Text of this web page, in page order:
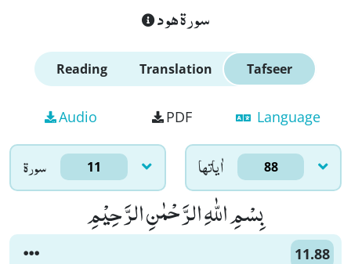
سورة هود
Reading Translation Tafseer
Audio PDF Language
سورۃ 11 اٰياتها 88
بِسْمِ اللّٰهِ الرَّحْمٰنِ الرَّحِیْمِ
11.88